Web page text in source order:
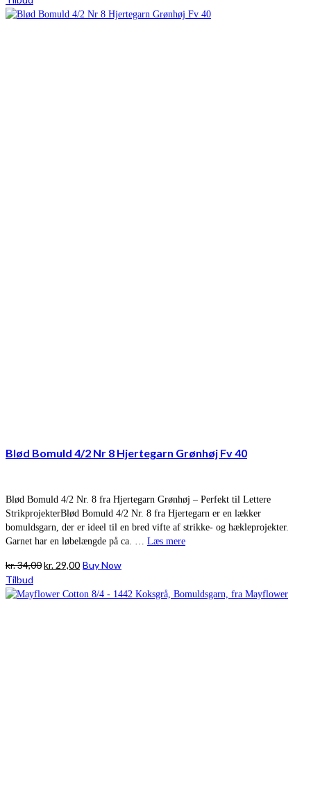
pris
pris
Blød Bomuld 4/2 Nr 8 Hjertegarn Grønhøj Fv 40
Blød Bomuld 4/2 Nr. 8 fra Hjertegarn Grønhøj – Perfekt til Lettere
StrikprojekterBlød Bomuld 4/2 Nr. 8 fra Hjertegarn er en lækker
bomuldsgarn, der er ideel til en bred vifte af strikke- og hækleprojekter.
Garnet har en løbelængde på ca. … Læs mere
kr.34,00Den
pris
kr. 29,00Den
pris
Buy Now
Tilbud